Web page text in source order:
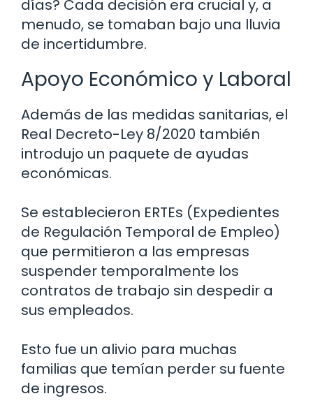
días? Cada decisión era crucial y, a
menudo, se tomaban bajo una lluvia
de incertidumbre.
Apoyo Económico y Laboral
Además de las medidas sanitarias, el
Real Decreto-Ley 8/2020 también
introdujo un paquete de ayudas
económicas.
Se establecieron ERTEs (Expedientes
de Regulación Temporal de Empleo)
que permitieron a las empresas
suspender temporalmente los
contratos de trabajo sin despedir a
sus empleados.
Esto fue un alivio para muchas
familias que temían perder su fuente
de ingresos.